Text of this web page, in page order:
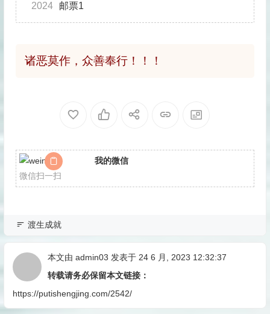
2024 邮票1
诸恶莫作，众善奉行！！！
我的微信
微信扫一扫
渡生成就
本文由 admin03 发表于 24 6 月, 2023 12:32:37
转载请务必保留本文链接：
https://putishengjing.com/2542/